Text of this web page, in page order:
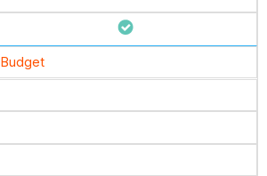
Budget